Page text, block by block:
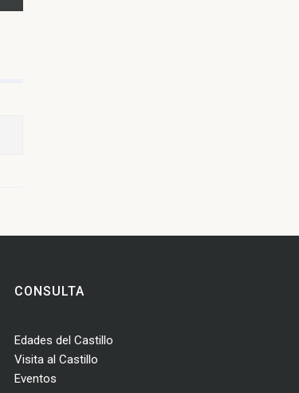
CONSULTA
Edades del Castillo
Visita al Castillo
Eventos